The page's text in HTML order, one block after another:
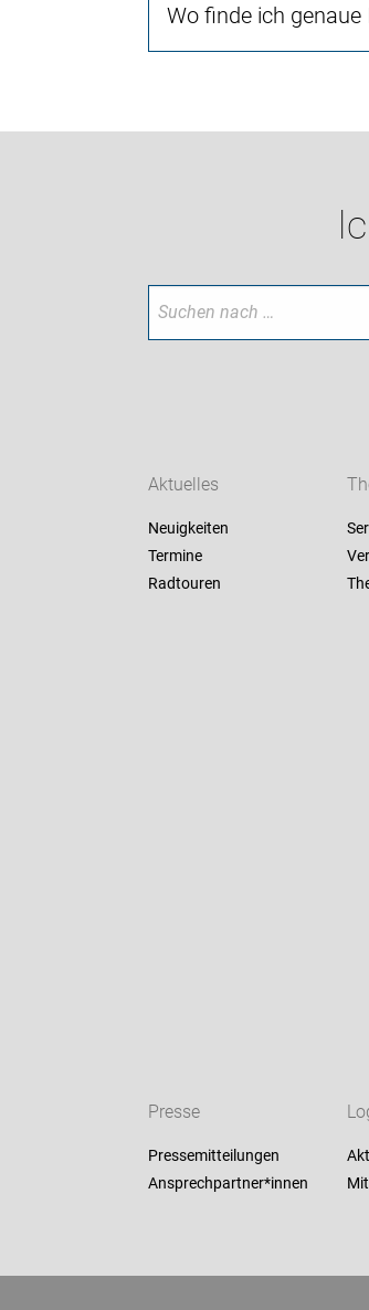
Wo finde ich
Aktuelles
Neuigkeiten
Termine
Radtouren
Presse
Pressemitteilungen
Ansprechpartner*innen